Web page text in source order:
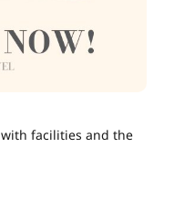
facilities and the